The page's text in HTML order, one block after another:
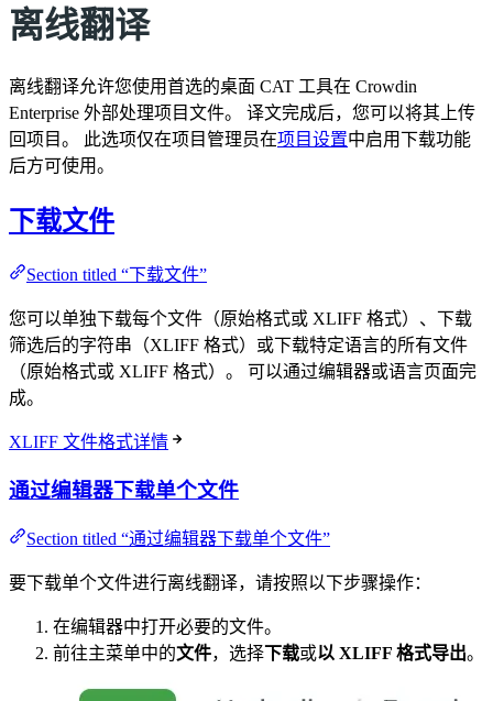
离线翻译
离线翻译允许您使用首选的桌面 CAT 工具在 Crowdin
Enterprise 外部处理项目文件。 译文完成后，您可以将其上传
回项目。 此选项仅在项目管理员在项目设置中启用下载功能
后方可使用。
下载文件
Section titled “下载文件”
您可以单独下载每个文件（原始格式或 XLIFF 格式）、下载
筛选后的字符串（XLIFF 格式）或下载特定语言的所有文件
（原始格式或 XLIFF 格式）。 可以通过编辑器或语言页面完
成。
XLIFF 文件格式详情
通过编辑器下载单个文件
Section titled “通过编辑器下载单个文件”
要下载单个文件进行离线翻译，请按照以下步骤操作：
在编辑器中打开必要的文件。
前往主菜单中的文件，选择下载或以 XLIFF 格式导出。